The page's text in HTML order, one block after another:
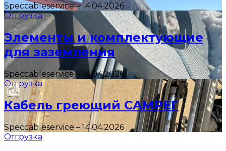
Speccableservice–14.04.2026
Отгрузка
Элементы и комплектующие
для заземления
Speccableservice– 14.04.2026
Отгрузка
Кабель греющий САМРЕГ
Speccableservice– 14.04.2026
Отгрузка